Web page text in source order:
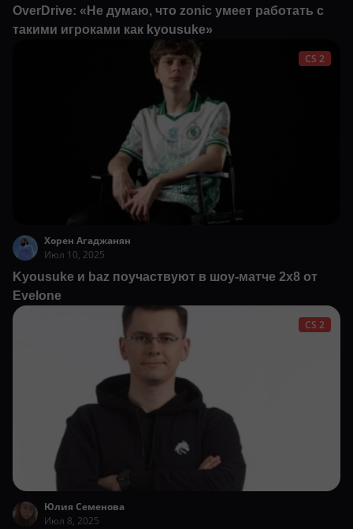
OverDrive: «Не думаю, что zonic умеет работать с
такими игроками как kyousuke»
CS 2
Хорен Агаджанян
Июл 10, 2025
Kyousuke и baz поучаствуют в шоу-матче 2х8 от
Evelone
CS 2
Юлия Семенова
Июл 8, 2025